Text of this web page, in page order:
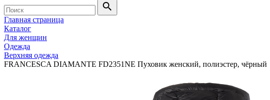
search
Главная страница
Каталог
Для женщин
Одежда
Верхняя одежда
FRANCESCA DIAMANTE FD2351NE Пуховик женский, полиэстер, чёрный